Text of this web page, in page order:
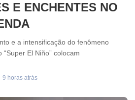
E ENCHENTES NO
e a intensificação do fenômeno
El Niño” colocam
9 horas atrás